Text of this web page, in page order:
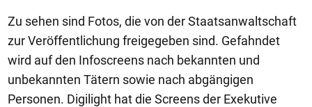
Zu sehen sind Fotos, die von der Staatsanwaltschaft
zur Veröffentlichung freigegeben sind. Gefahndet
wird auf den Infoscreens nach bekannten und
unbekannten Tätern sowie nach abgängigen
Personen. Digilight hat die Screens der Exekutive